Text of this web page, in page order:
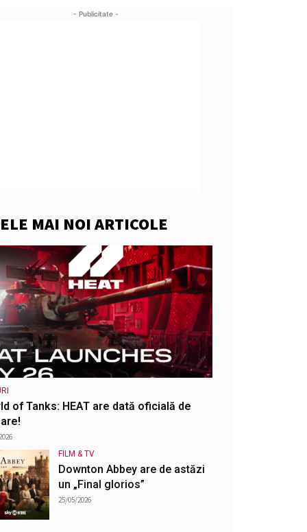
- Publicitate -
MAI NOI ARTICOLE
of Tanks: HEAT are dată oficială de
FILM & TV
Downton Abbey are de astăzi
un „Final glorios”
25/05/2026